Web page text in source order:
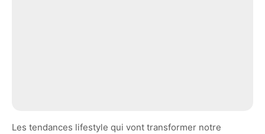
Les tendances lifestyle qui vont transformer notre